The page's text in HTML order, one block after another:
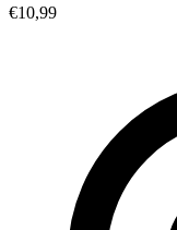
€10,99